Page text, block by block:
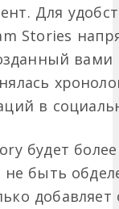
Для
Stories
вами
в
будет
не быть